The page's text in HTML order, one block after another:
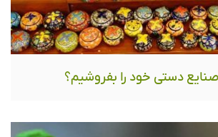
دستی خود را بفروشیم؟